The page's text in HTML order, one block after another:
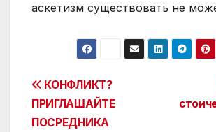
аскетизм существовать не
Post
navigation
КОНФЛИКТ?
ПРИГЛАШАЙТЕ
ПОСРЕДНИКА